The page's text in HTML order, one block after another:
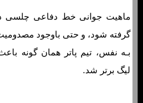
ماهیت جوانی خط دفاعی چلسی در
گرفته شود، و حتی باوجود
بـه نفس، تیم پاتر همان‌ گونه
لیگ برتر شد.